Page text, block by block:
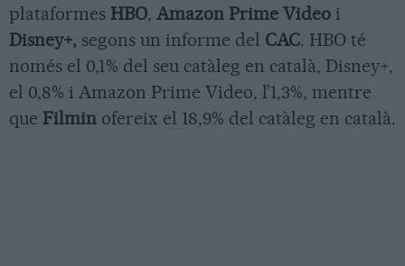
plataformes HBO, Amazon Prime Video i
Disney+, segons un informe del CAC. HBO té
només el 0,1% del seu catàleg en català, Disney+,
el 0,8% i Amazon Prime Video, l’1,3%, mentre
que Filmin ofereix el 18,9% del catàleg en català.